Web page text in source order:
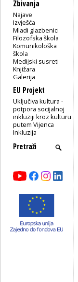
Zbivanja
Najave
Izvješća
Mladi glazbenici
Filozofska škola
Komunikološka
škola
Medijski susreti
Knjižara
Galerija
EU Projekt
Uključiva kultura -
potpora socijalnoj
inkluziji kroz kulturu
putem Vijenca
Inkluzija